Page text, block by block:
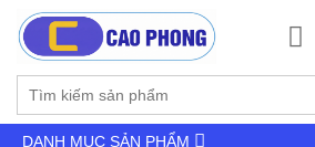
DANH MỤC SẢN PHẨM